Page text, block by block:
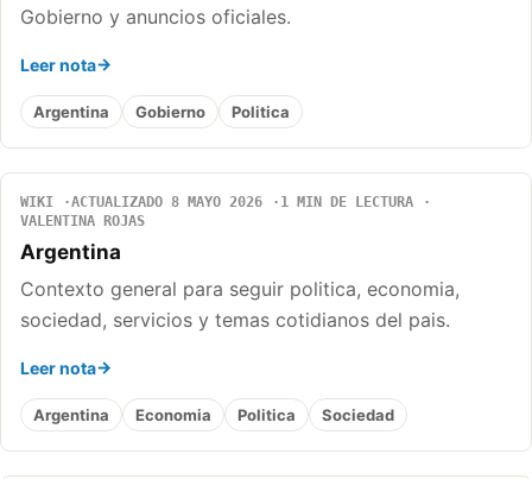
Gobierno y anuncios oficiales.
Leer nota
Argentina Gobierno Politica
WIKI ACTUALIZADO 8 MAYO 2026
1 MIN DE LECTURA
VALENTINA ROJAS
Argentina
Contexto general para seguir politica, economia,
sociedad, servicios y temas cotidianos del pais.
Leer nota
Argentina Economia Politica Sociedad